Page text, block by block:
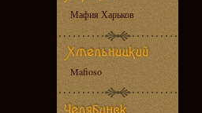
Мафия Харьков
Mafioso